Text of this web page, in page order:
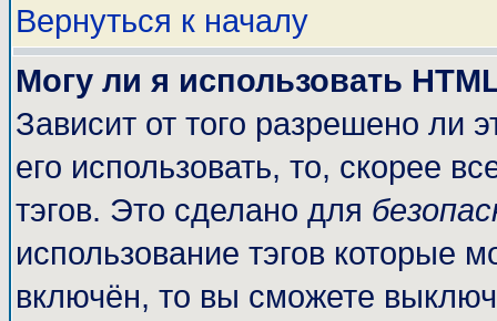
Вернуться к началу
Могу ли я использовать
Зависит от того разрешено ли
его использовать, то, скорее
тэгов. Это сделано для
использование тэгов которые
включён, то вы сможете